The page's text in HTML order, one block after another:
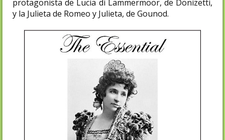
protagonista de Lucia di Lammermoor, de Donizetti,
y la Julieta de Romeo y Julieta, de Gounod.